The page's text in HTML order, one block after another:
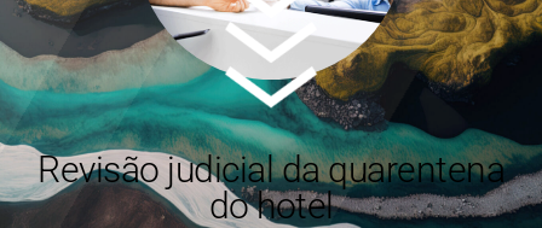
Revisão judicial da quarentena
do hotel